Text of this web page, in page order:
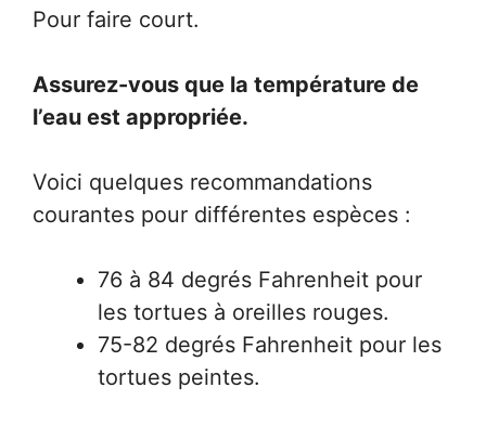
Pour faire court.
Assurez-vous que la température de
l’eau est appropriée.
Voici quelques recommandations
courantes pour différentes espèces :
76 à 84 degrés Fahrenheit pour
les tortues à oreilles rouges.
75-82 degrés Fahrenheit pour les
tortues peintes.